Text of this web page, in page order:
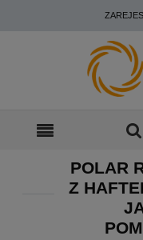
POLAR
Z